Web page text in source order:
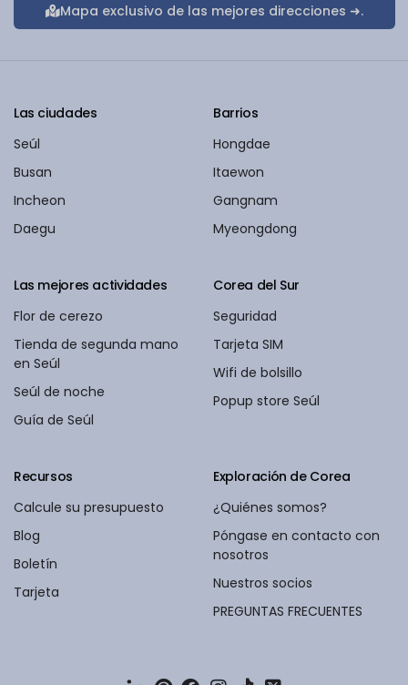
Mapa exclusivo de las mejores direcciones ➜.
Las ciudades
Seúl
Busan
Incheon
Daegu
Barrios
Hongdae
Itaewon
Gangnam
Myeongdong
Las mejores actividades
Flor de cerezo
Tienda de segunda mano
en Seúl
Seúl de noche
Guía de Seúl
Corea del Sur
Seguridad
Tarjeta SIM
Wifi de bolsillo
Popup store Seúl
Recursos
Calcule su presupuesto
Blog
Boletín
Tarjeta
Exploración de Corea
¿Quiénes somos?
Póngase en contacto con
nosotros
Nuestros socios
PREGUNTAS FRECUENTES